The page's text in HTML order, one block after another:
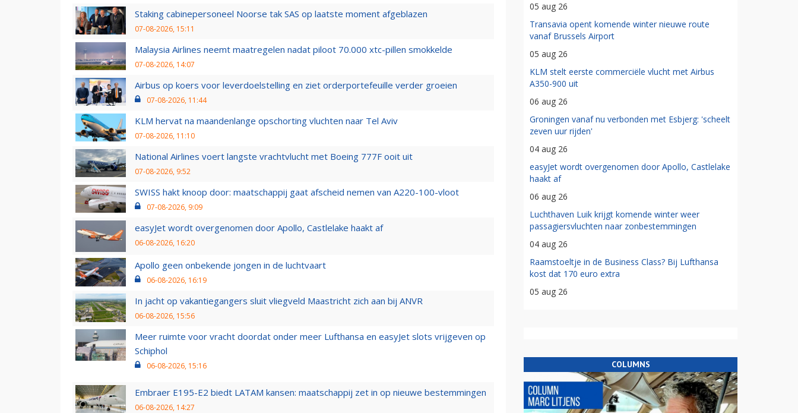
Staking cabinepersoneel Noorse tak SAS op laatste moment afgeblazen
07-08-2026, 15:11
Malaysia Airlines neemt maatregelen nadat piloot 70.000 xtc-pillen smokkelde
07-08-2026, 14:07
Airbus op koers voor leverdoelstelling en ziet orderportefeuille verder groeien
07-08-2026, 11:44
KLM hervat na maandenlange opschorting vluchten naar Tel Aviv
07-08-2026, 11:10
National Airlines voert langste vrachtvlucht met Boeing 777F ooit uit
07-08-2026, 9:52
SWISS hakt knoop door: maatschappij gaat afscheid nemen van A220-100-vloot
07-08-2026, 9:09
easyJet wordt overgenomen door Apollo, Castlelake haakt af
06-08-2026, 16:20
Apollo geen onbekende jongen in de luchtvaart
06-08-2026, 16:19
In jacht op vakantiegangers sluit vliegveld Maastricht zich aan bij ANVR
06-08-2026, 15:56
Meer ruimte voor vracht doordat onder meer Lufthansa en easyJet slots vrijgeven op
Schiphol
06-08-2026, 15:16
Embraer E195-E2 biedt LATAM kansen: maatschappij zet in op nieuwe bestemmingen
06-08-2026, 14:27
05 aug 26
Transavia opent komende winter nieuwe route
vanaf Brussels Airport
05 aug 26
KLM stelt eerste commerciële vlucht met Airbus
A350-900 uit
06 aug 26
Groningen vanaf nu verbonden met Esbjerg: 'scheelt
zeven uur rijden'
04 aug 26
easyJet wordt overgenomen door Apollo, Castlelake
haakt af
06 aug 26
Luchthaven Luik krijgt komende winter weer
passagiersvluchten naar zonbestemmingen
04 aug 26
Raamstoeltje in de Business Class? Bij Lufthansa
kost dat 170 euro extra
05 aug 26
COLUMNS